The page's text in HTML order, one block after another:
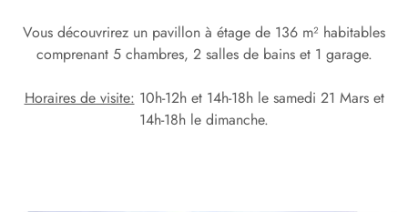
Vous découvrirez un pavillon à étage de 136 m² habitables
comprenant 5 chambres, 2 salles de bains et 1 garage.
Horaires de visite: 10h-12h et 14h-18h le samedi 21 Mars et
14h-18h le dimanche.